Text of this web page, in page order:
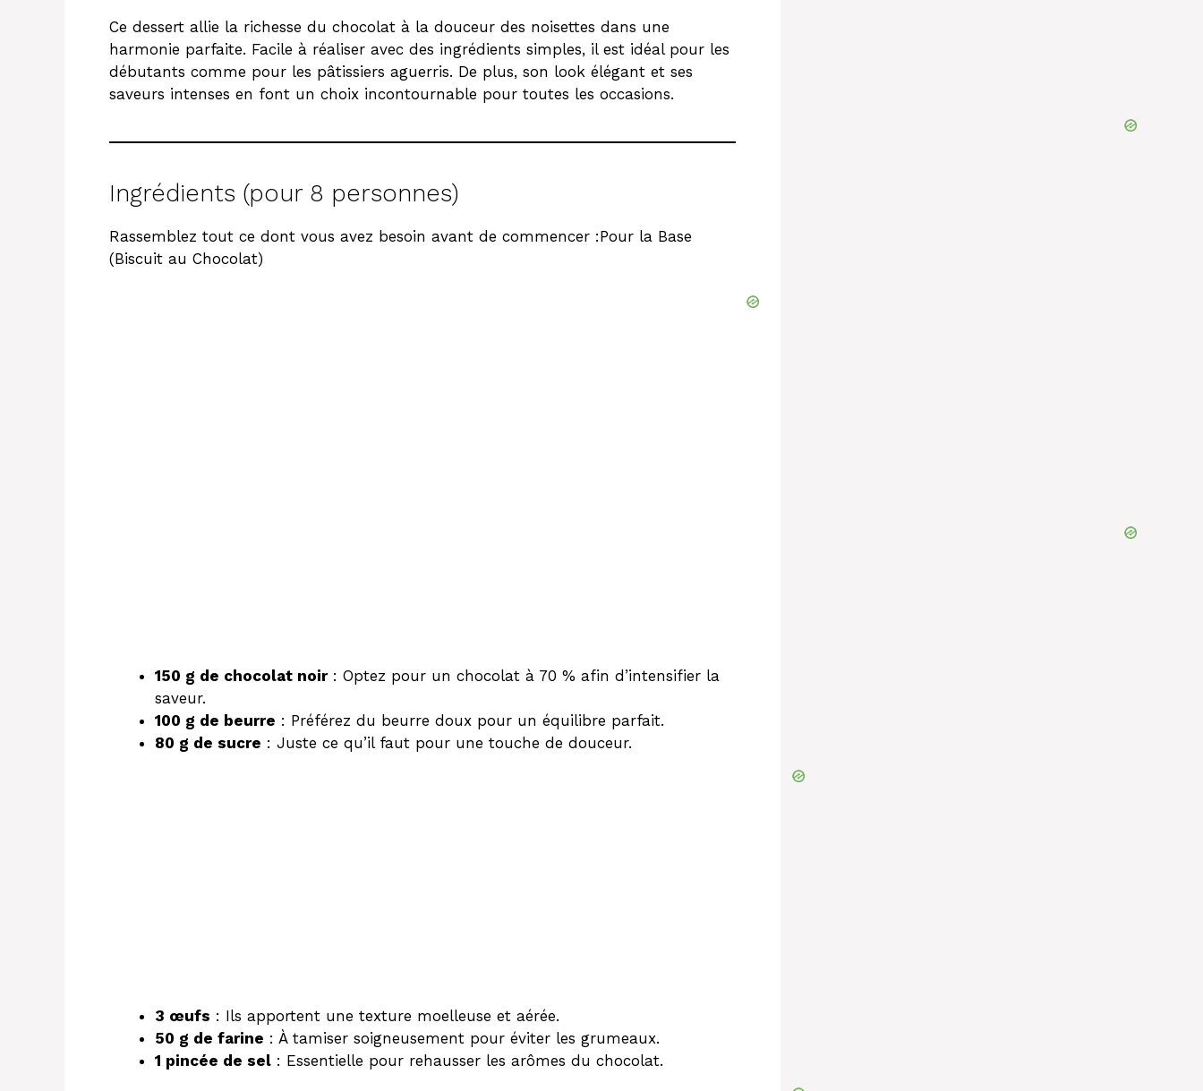
Ce dessert allie la richesse du chocolat à la douceur des noisettes dans une
harmonie parfaite. Facile à réaliser avec des ingrédients simples, il est idéal pour les
débutants comme pour les pâtissiers aguerris. De plus, son look élégant et ses
saveurs intenses en font un choix incontournable pour toutes les occasions.
Ingrédients (pour 8 personnes)
Rassemblez tout ce dont vous avez besoin avant de commencer :Pour la Base
(Biscuit au Chocolat)
150 g de chocolat noir: Optez pour un chocolat à 70 % afin d’intensifier la
saveur.
100 g de beurre : Préférez du beurre doux pour un équilibre parfait.
80 g de sucre : Juste ce qu’il faut pour une touche de douceur.
3 œufs : Ils apportent une texture moelleuse et aérée.
50 g de farine : À tamiser soigneusement pour éviter les grumeaux.
1 pincée de sel : Essentielle pour rehausser les arômes du chocolat.